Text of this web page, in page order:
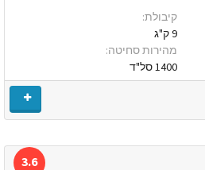
קיבולת:
9 ק"ג
מהירות סחיטה:
1400 סל"ד
3.6